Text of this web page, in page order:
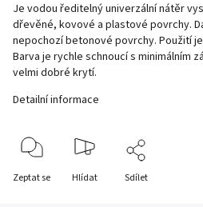
Je vodou ředitelný univerzální nátěr
dřevěné, kovové a plastové povrchy.
nepochozí betonové povrchy. Použití
Barva je rychle schnoucí s minimálním
velmi dobré krytí.
Detailní informace
Zeptat se Hlídat Sdílet